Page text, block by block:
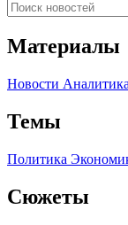
Материалы
Новости Аналитика
Темы
Политика
Сюжеты